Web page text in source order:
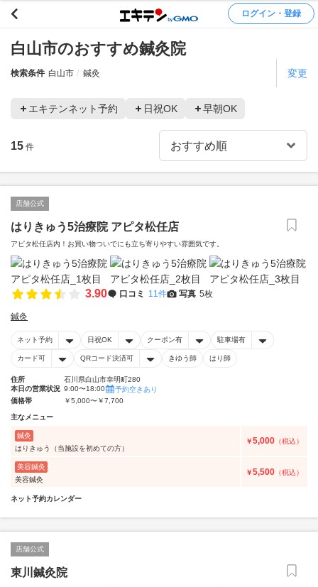
ログイン・登録
白山市のおすすめ鍼灸院
検索条件 白山市 鍼灸 変更
エキテンネット予約 日祝OK 早朝OK
15 件
店舗公式
はりきゅう5治療院 アピタ松任店
アピタ松任店内！お買い物ついでにも立ち寄りやすい雰囲気です。
3.90 口コミ 11件 写真 5枚
鍼灸
ネット予約 日祝OK クーポン有 駐車場有
カード可 QRコード決済可 きゆう師 はり師
住所
石川県白山市幸明町280
本日の営業状況 9:00〜18:00
予約空きあり
価格帯
￥5,000〜￥7,700
主なメニュー
鍼灸
はりきゅう（当施設を初めての方）
￥5,000 （税込）
美容鍼灸
美容鍼灸
￥5,500 （税込）
ネット予約カレンダー
店舗公式
東川鍼灸院